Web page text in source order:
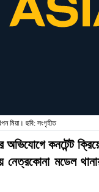
মিয়া। ছবি: সংগৃহীত
কনটেন্ট
মডেল